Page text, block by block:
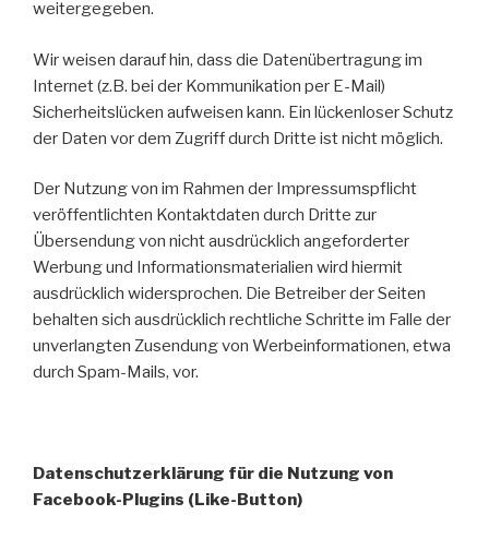
weitergegeben.
Wir weisen darauf hin, dass die Datenübertragung im
Internet (z.B. bei der Kommunikation per E-Mail)
Sicherheitslücken aufweisen kann. Ein lückenloser Schutz
der Daten vor dem Zugriff durch Dritte ist nicht möglich.
Der Nutzung von im Rahmen der Impressumspflicht
veröffentlichten Kontaktdaten durch Dritte zur
Übersendung von nicht ausdrücklich angeforderter
Werbung und Informationsmaterialien wird hiermit
ausdrücklich widersprochen. Die Betreiber der Seiten
behalten sich ausdrücklich rechtliche Schritte im Falle der
unverlangten Zusendung von Werbeinformationen, etwa
durch Spam-Mails, vor.
Datenschutzerklärung für die Nutzung von
Facebook-Plugins (Like-Button)